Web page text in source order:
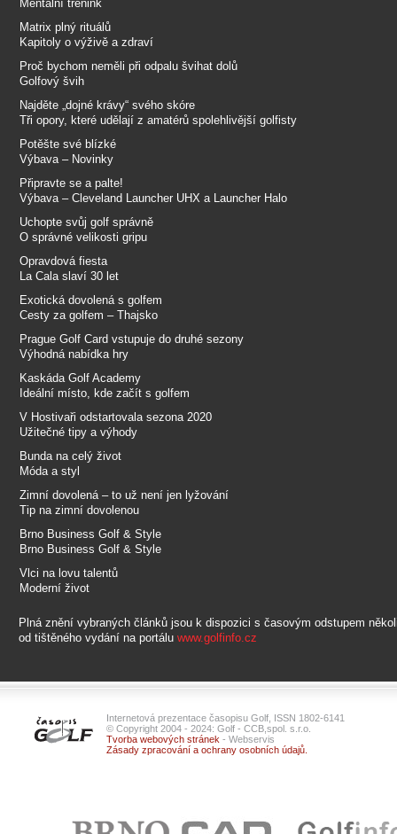
Mentální trénink
Matrix plný rituálů
Kapitoly o výživě a zdraví
Proč bychom neměli při odpalu švihat dolů
Golfový švih
Najděte „dojné krávy“ svého skóre
Tři opory, které udělají z amatérů spolehlivější golfisty
Potěšte své blízké
Výbava – Novinky
Připravte se a palte!
Výbava – Cleveland Launcher UHX a Launcher Halo
Uchopte svůj golf správně
O správné velikosti gripu
Opravdová fiesta
La Cala slaví 30 let
Exotická dovolená s golfem
Cesty za golfem – Thajsko
Prague Golf Card vstupuje do druhé sezony
Výhodná nabídka hry
Kaskáda Golf Academy
Ideální místo, kde začít s golfem
V Hostivaři odstartovala sezona 2020
Užitečné tipy a výhody
Bunda na celý život
Móda a styl
Zimní dovolená – to už není jen lyžování
Tip na zimní dovolenou
Brno Business Golf & Style
Brno Business Golf & Style
Vlci na lovu talentů
Moderní život
Plná znění vybraných článků jsou k dispozici s časovým odstupem
od tištěného vydání na portálu www.golfinfo.cz
Internetová prezentace časopisu Golf, ISSN 1802-6141
© Copyright 2004 - 2024: Golf - CCB,spol. s.r.o.
Tvorba webových stránek - Webservis
Zásady zpracování a ochrany osobních údajů.